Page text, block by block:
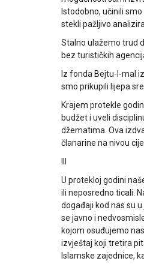
Istodobno, učinili
stekli pažljivo
Stalno ulažemo trud
bez turističkih
Iz fonda Bejtu-l-mal
smo prikupili lijepa
Krajem protekle
budžet i uveli
džematima. Ova
članarine na nivou
U protekloj godini
ili neposredno ticali.
događaji kod nas su
se javno i
kojom osuđujemo
izvještaj koji tretira
Islamske zajednice,